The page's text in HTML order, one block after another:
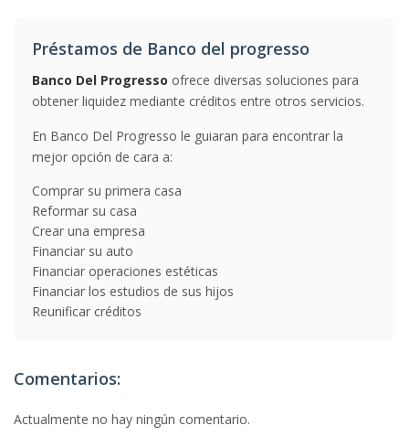
Préstamos de Banco del progresso
Banco Del Progresso ofrece diversas soluciones para
obtener liquidez mediante créditos entre otros servicios.
En Banco Del Progresso le guiaran para encontrar la
mejor opción de cara a:
Comprar su primera casa
Reformar su casa
Crear una empresa
Financiar su auto
Financiar operaciones estéticas
Financiar los estudios de sus hijos
Reunificar créditos
Comentarios:
Actualmente no hay ningún comentario.